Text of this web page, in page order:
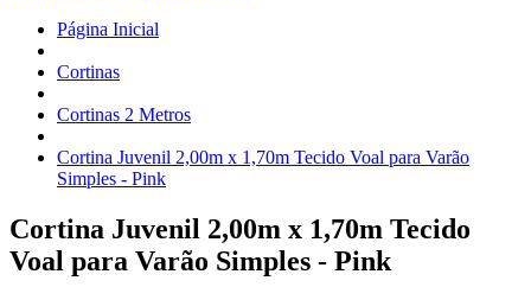
Página Inicial
Cortinas
Cortinas 2 Metros
Cortina Juvenil 2,00m x 1,70m Tecido Voal para Varão
Simples - Pink
Cortina Juvenil 2,00m x 1,70m Tecido
Voal para Varão Simples - Pink